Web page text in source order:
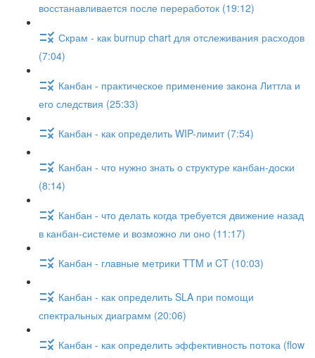
восстанавливается после переработок (19:12)
Скрам - как burnup chart для отслеживания расходов
(7:04)
Канбан - практическое применение закона Литтла и
его следствия (25:33)
Канбан - как определить WIP-лимит (7:54)
Канбан - что нужно знать о структуре канбан-доски
(8:14)
Канбан - что делать когда требуется движение назад
в канбан-системе и возможно ли оно (11:17)
Канбан - главные метрики TTM и CT (10:03)
Канбан - как определить SLA при помощи
спектральных диаграмм (20:06)
Канбан - как определить эффективность потока (flow